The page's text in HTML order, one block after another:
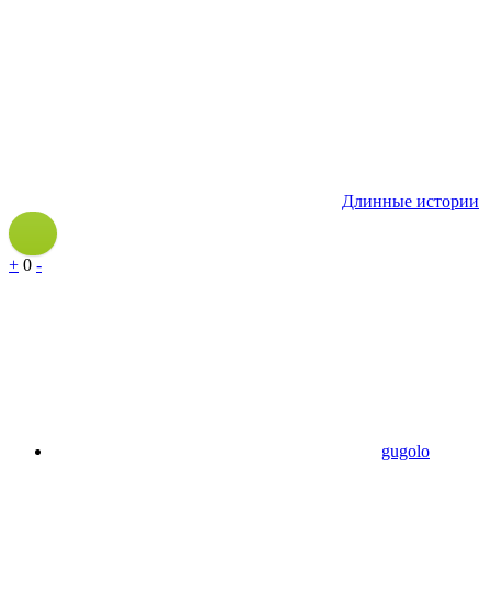
Длинные истории
+ 0 -
gugolo